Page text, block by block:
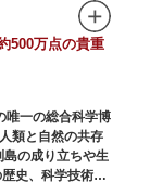
、依頼すると7
とつとしても知
500万点の貴重
唯一の総合科学博
類と自然の共存
の成り立ちや生
史、科学技術の